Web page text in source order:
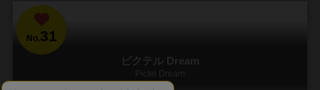
No.31
ピクテル Dream
Pictel Dream